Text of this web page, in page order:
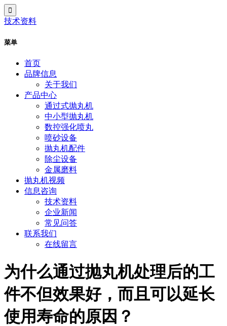
技术资料
菜单
首页
品牌信息
关于我们
产品中心
通过式抛丸机
中小型抛丸机
数控强化喷丸
喷砂设备
抛丸机配件
除尘设备
金属磨料
抛丸机视频
信息咨询
技术资料
企业新闻
常见问答
联系我们
在线留言
为什么通过抛丸机处理后的工
件不但效果好，而且可以延长
使用寿命的原因？